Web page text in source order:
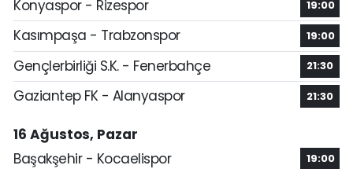
Konyaspor - Rizespor
19:00
Kasımpaşa - Trabzonspor 19:00
Gençlerbirliği S.K. - Fenerbahçe 21:30
Gaziantep FK - Alanyaspor 21:30
16 Ağustos, Pazar
Başakşehir - Kocaelispor
19:00